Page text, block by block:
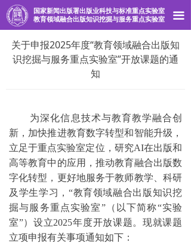
끀
首页
实验室概况
研究项目
实验室动态
国家新闻出版署出版业科技与标准重点实验室
教育领域融合出版知识挖掘与服务重点实验室
关于申报2025年度“教育领域融合出版知
识挖掘与服务重点实验室”开放课题的通
知
为深化信息技术与教育教学融合创
新，加快推进教育数字转型和智能升级，
立足于重点实验室定位，研究AI在出版和
高等教育中的应用，推动教育融合出版数
字化转型，更好地服务于教师教学、科研
及学生学习，“教育领域融合出版知识挖
掘与服务重点实验室”（以下简称“实验
室”）设立2025年度开放课题。现就课题
立项申报有关事项通知如下：